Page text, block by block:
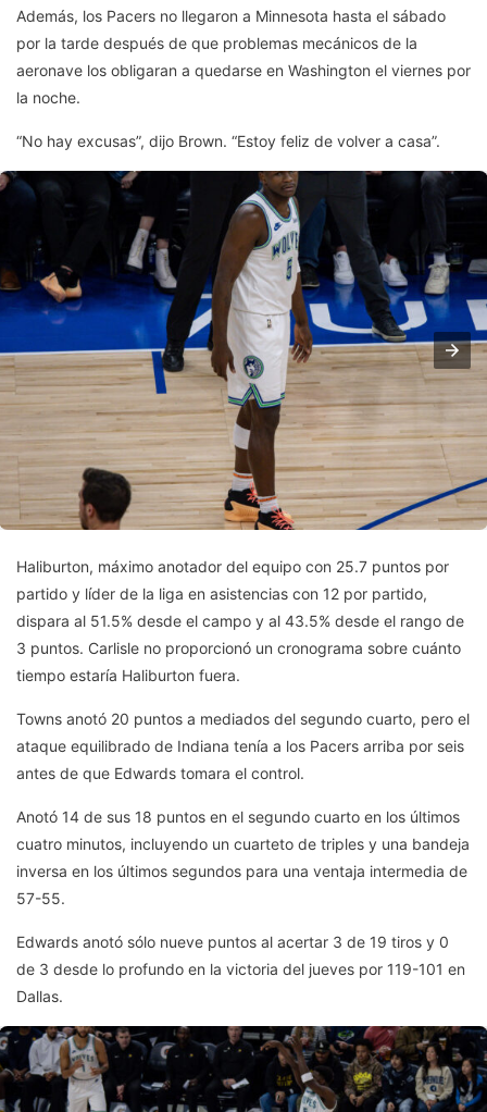
Además, los Pacers no llegaron a Minnesota hasta el sábado
por la tarde después de que problemas mecánicos de la
aeronave los obligaran a quedarse en Washington el viernes por
la noche.
“No hay excusas”, dijo Brown. “Estoy feliz de volver a casa”.
Haliburton, máximo anotador del equipo con 25.7 puntos por
partido y líder de la liga en asistencias con 12 por partido,
dispara al 51.5% desde el campo y al 43.5% desde el rango de
3 puntos. Carlisle no proporcionó un cronograma sobre cuánto
tiempo estaría Haliburton fuera.
Towns anotó 20 puntos a mediados del segundo cuarto, pero el
ataque equilibrado de Indiana tenía a los Pacers arriba por seis
antes de que Edwards tomara el control.
Anotó 14 de sus 18 puntos en el segundo cuarto en los últimos
cuatro minutos, incluyendo un cuarteto de triples y una bandeja
inversa en los últimos segundos para una ventaja intermedia de
57-55.
Edwards anotó sólo nueve puntos al acertar 3 de 19 tiros y 0
de 3 desde lo profundo en la victoria del jueves por 119-101 en
Dallas.